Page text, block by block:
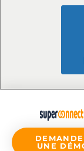
UNE